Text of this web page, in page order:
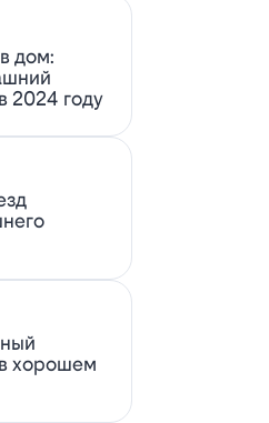
дом:
2024 году
хорошем